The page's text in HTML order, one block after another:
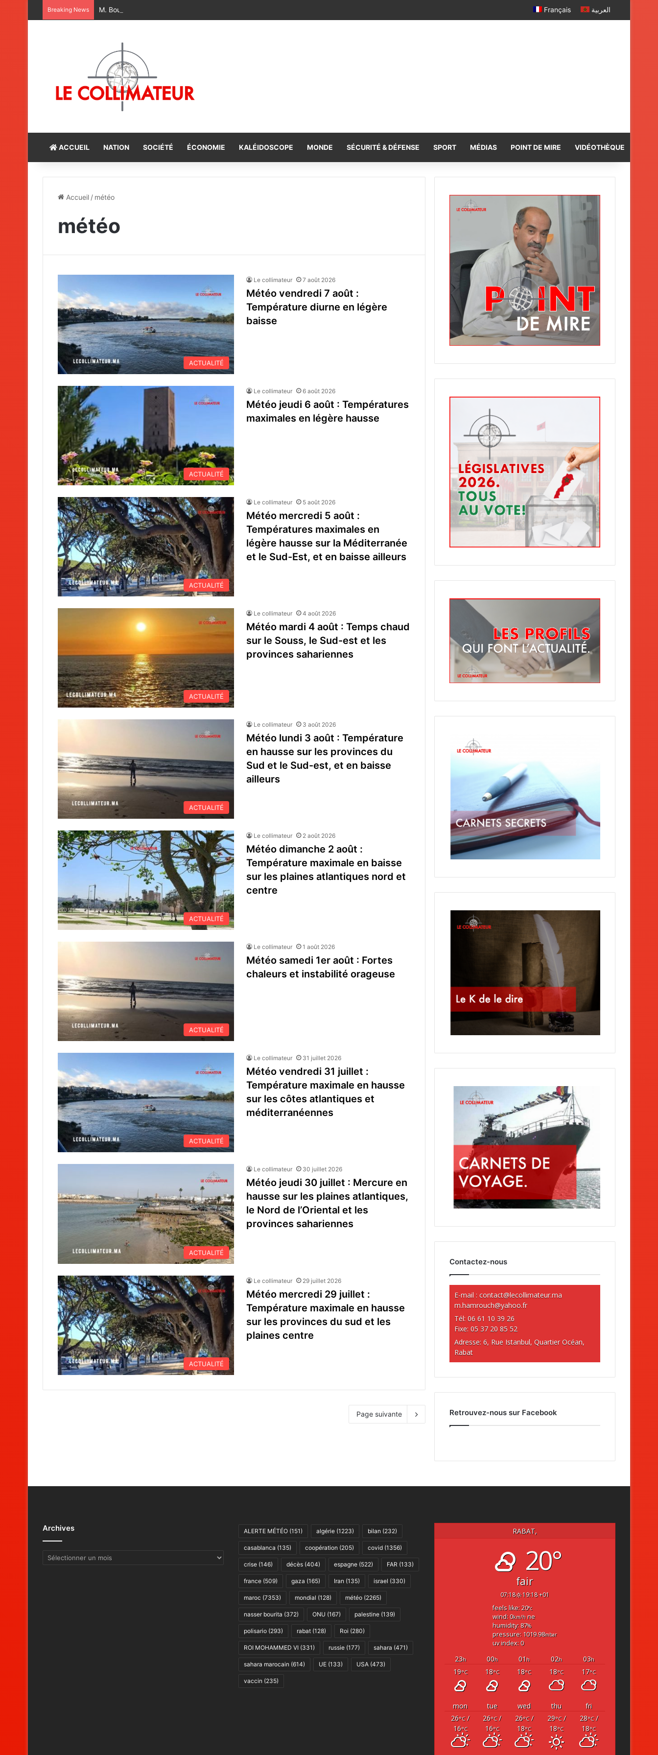
Breaking News M. Bourita représente Sa Majesté le Roi à la cérémonie d’investiture du nouveau président colombien Français العربية
ACCUEIL NATION SOCIÉTÉ ÉCONOMIE KALÉIDOSCOPE MONDE SÉCURITÉ & DÉFENSE SPORT MÉDIAS POINT DE MIRE VIDÉOTHÈQUE
Accueil / météo
météo
ACTUALITÉ
Le collimateur 7 août 2026
Météo vendredi 7 août :
Température diurne en légère
baisse
ACTUALITÉ
Le collimateur 6 août 2026
Météo jeudi 6 août : Températures
maximales en légère hausse
ACTUALITÉ
Le collimateur 5 août 2026
Météo mercredi 5 août :
Températures maximales en
légère hausse sur la Méditerranée
et le Sud-Est, et en baisse ailleurs
ACTUALITÉ
Le collimateur 4 août 2026
Météo mardi 4 août : Temps chaud
sur le Souss, le Sud-est et les
provinces sahariennes
ACTUALITÉ
Le collimateur 3 août 2026
Météo lundi 3 août : Température
en hausse sur les provinces du
Sud et le Sud-est, et en baisse
ailleurs
ACTUALITÉ
Le collimateur 2 août 2026
Météo dimanche 2 août :
Température maximale en baisse
sur les plaines atlantiques nord et
centre
ACTUALITÉ
Le collimateur 1 août 2026
Météo samedi 1er août : Fortes
chaleurs et instabilité orageuse
ACTUALITÉ
Le collimateur 31 juillet 2026
Météo vendredi 31 juillet :
Température maximale en hausse
sur les côtes atlantiques et
méditerranéennes
ACTUALITÉ
Le collimateur 30 juillet 2026
Météo jeudi 30 juillet : Mercure en
hausse sur les plaines atlantiques,
le Nord de l’Oriental et les
provinces sahariennes
ACTUALITÉ
Le collimateur 29 juillet 2026
Météo mercredi 29 juillet :
Température maximale en hausse
sur les provinces du sud et les
plaines centre
Page suivante
Contactez-nous
E-mail :contact@lecollimateur.ma
m.hamrouch@yahoo.fr
Tél: 06 61 10 39 26
Fixe: 05 37 20 85 52
Adresse: 6, Rue Istanbul, Quartier Océan,
Rabat
Retrouvez-nous sur Facebook
Archives
Archives
ALERTE MÉTÉO(151) algérie(1223) bilan (232)
casablanca (135) coopération (205) covid(1356)
crise(146) décès(404) espagne(522) FAR (133)
france(509) gaza (165) Iran (135) israel (330)
maroc (7353) mondial (128) météo(2265)
nasser bourita (372) ONU (167) palestine(139)
polisario(293) rabat(128) Roi (280)
ROI MOHAMMED VI (331) russie(177) sahara (471)
sahara marocain (614) UE(133) USA(473)
vaccin (235)
RABAT,
20°
fair
07:18 19:18 +01
feels like: 20°c
wind: 0km/h ne
humidity: 87%
pressure: 1019.98mbar
uv index: 0
23h 00h 01 h 02h 03h
19°C 18°C 18°C 18°C 17°C
mon tue wed thu
fri
26°C/
16°C
26°C/
16°C
26°C/
18°C
29°C/
18°C
28°C/
18°C